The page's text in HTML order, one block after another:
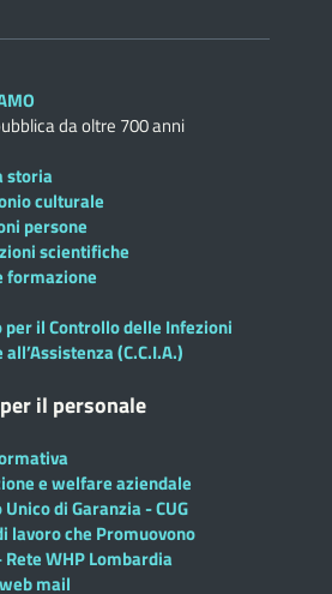
da oltre 700 anni
storia
culturale
persone
scientifiche
formazione
per il Controllo delle Infezioni
(C.C.I.A.)
il personale
e welfare aziendale
di Garanzia - CUG
lavoro che Promuovono
WHP Lombardia
mail